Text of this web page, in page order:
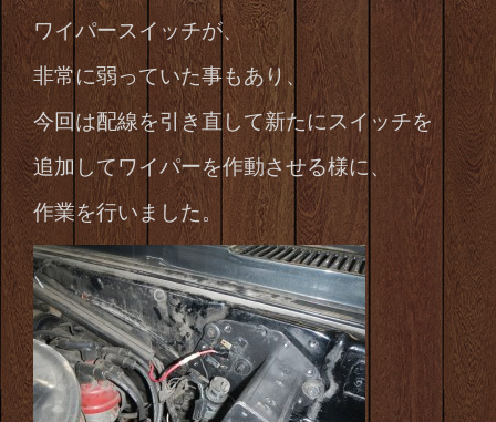
ワイパースイッチが、
非常に弱っていた事もあり、
今回は配線を引き直して新たにスイッチを
追加してワイパーを作動させる様に、
作業を行いました。